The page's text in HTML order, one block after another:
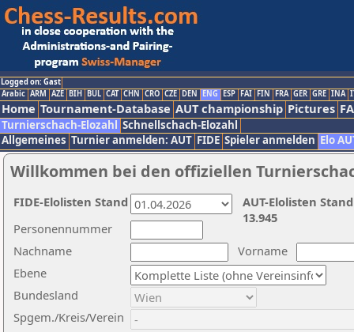
Logged on: Gast
Arabic ARM AZE BIH BUL CAT CHN CRO CZE DEN ENG ESP FAI FIN FRA GER GRE INA
Home Tournament-Database AUT championship Pictures
Turnierschach-Elozahl Schnellschach-Elozahl
Allgemeines Turnier anmelden: AUT FIDE Spieler anmelden Elo
Willkommen bei den offiziellen
Nachname
Vorname
Ebene
Personennummer
Bundesland
Spgem./Kreis/Verein
AUT-Elolisten
13.945
FIDE-Elolisten Stand